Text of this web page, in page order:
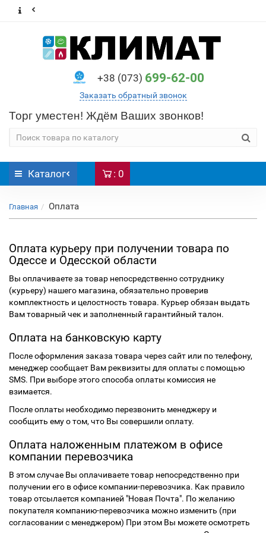
+38 (073) 699-62-00
Заказать обратный звонок
Торг уместен! Ждём Ваших звонков!
Каталог : 0
Главная Оплата
Оплата курьеру при получении товара по
Одессе и Одесской области
Вы оплачиваете за товар непосредственно сотруднику
(курьеру) нашего магазина, обязательно проверив
комплектность и целостность товара. Курьер обязан выдать
Вам товарный чек и заполненный гарантийный талон.
Оплата на банковскую карту
После оформления заказа товара через сайт или по телефону,
менеджер сообщает Вам реквизиты для оплаты с помощью
SMS. При выборе этого способа оплаты комиссия не
взимается.
После оплаты необходимо перезвонить менеджеру и
сообщить ему о том, что Вы совершили оплату.
Оплата наложенным платежом в офисе
компании перевозчика
В этом случае Вы оплачиваете товар непосредственно при
получении его в офисе компании-перевозчика. Как правило
товар отсылается компанией "Новая Почта". По желанию
покупателя компанию-перевозчика можно изменить (при
согласовании с менеджером) При этом Вы можете осмотреть